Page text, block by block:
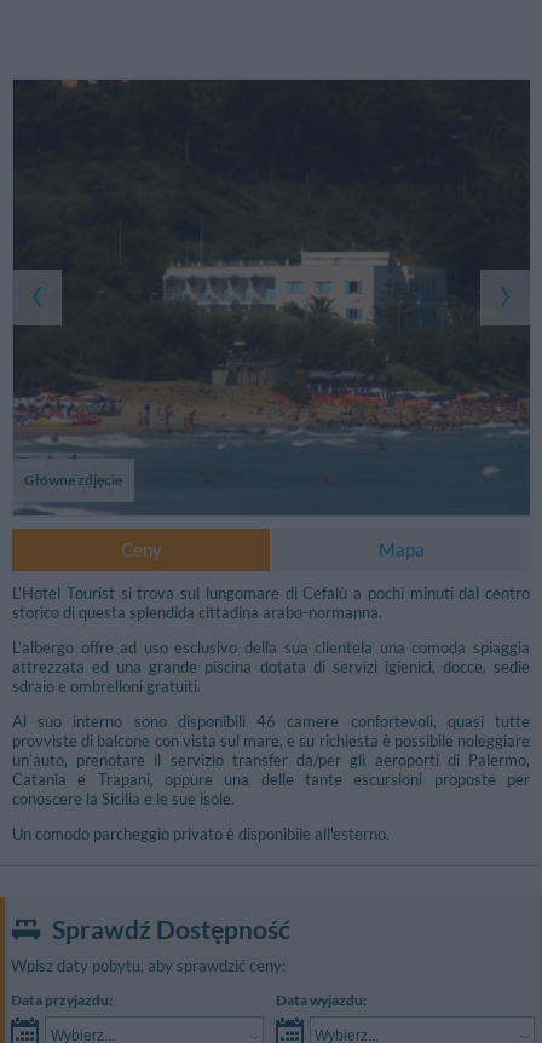
Główne zdjęcie
Ceny Mapa
L'Hotel Tourist si trova sul lungomare di Cefalù a pochi minuti dal centro
storico di questa splendida cittadina arabo-normanna.
L’albergo offre ad uso esclusivo della sua clientela una comoda spiaggia
attrezzata ed una grande piscina dotata di servizi igienici, docce, sedie
sdraio e ombrelloni gratuiti.
Al suo interno sono disponibili 46 camere confortevoli, quasi tutte
provviste di balcone con vista sul mare, e su richiesta è possibile noleggiare
un’auto, prenotare il servizio transfer da/per gli aeroporti di Palermo,
Catania e Trapani, oppure una delle tante escursioni proposte per
conoscere la Sicilia e le sue isole.
Un comodo parcheggio privato è disponibile all'esterno.
Sprawdź Dostępność
Wpisz daty pobytu, aby sprawdzić ceny:
Data przyjazdu:
Wybierz...
Data wyjazdu:
Wybierz...